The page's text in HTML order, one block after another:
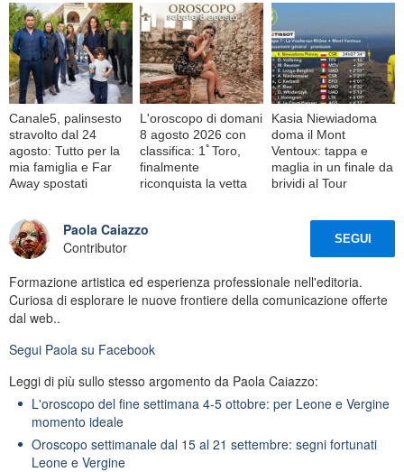
Canale5, palinsesto
stravolto dal 24
agosto: Tutto per la
mia famiglia e Far
Away spostati
L'oroscopo di domani
8 agosto 2026 con
classifica: 1ﾟToro,
finalmente
riconquista la vetta
Kasia Niewiadoma
doma il Mont
Ventoux: tappa e
maglia in un finale da
brividi al Tour
Paola Caiazzo
Contributor
SEGUI
Formazione artistica ed esperienza professionale nell'editoria.
Curiosa di esplorare le nuove frontiere della comunicazione offerte
dal web..
Segui Paola su Facebook
Leggi di più sullo stesso argomento da Paola Caiazzo:
L'oroscopo del fine settimana 4-5 ottobre: per Leone e Vergine
momento ideale
Oroscopo settimanale dal 15 al 21 settembre: segni fortunati
Leone e Vergine